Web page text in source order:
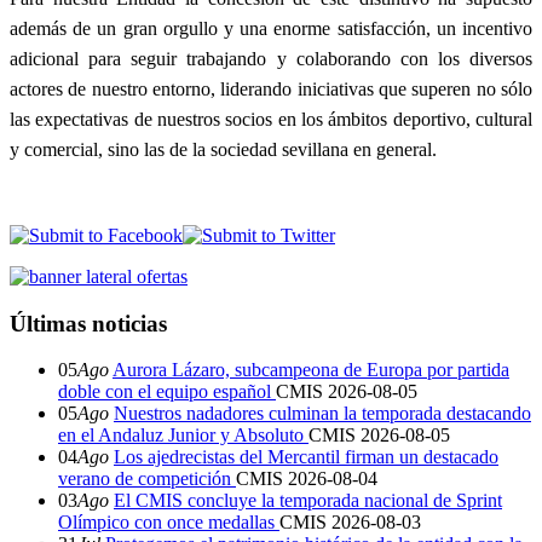
además de un gran orgullo y una enorme satisfacción, un incentivo
adicional para seguir trabajando y colaborando con los diversos
actores de nuestro entorno, liderando iniciativas que superen no sólo
las expectativas de nuestros socios en los ámbitos deportivo, cultural
y comercial, sino las de la sociedad sevillana en general.
Últimas noticias
05Ago Aurora Lázaro, subcampeona de Europa por partida
doble con el equipo español CMIS 2026-08-05
05Ago Nuestros nadadores culminan la temporada destacando
en el Andaluz Junior y Absoluto CMIS 2026-08-05
04Ago Los ajedrecistas del Mercantil firman un destacado
verano de competición CMIS 2026-08-04
03Ago El CMIS concluye la temporada nacional de Sprint
Olímpico con once medallas CMIS 2026-08-03